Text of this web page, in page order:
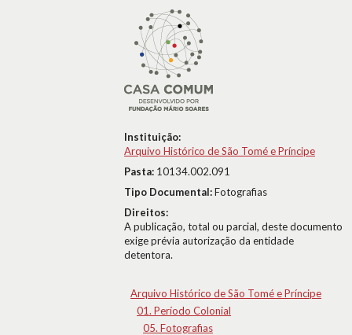
Instituição:
Arquivo Histórico de São Tomé e Príncipe
Pasta: 10134.002.091
Tipo Documental:Fotografias
Direitos:
A publicação, total ou parcial, deste documento
exige prévia autorização da entidade
detentora.
Arquivo Histórico de São Tomé e Príncipe
01. Período Colonial
05. Fotografias